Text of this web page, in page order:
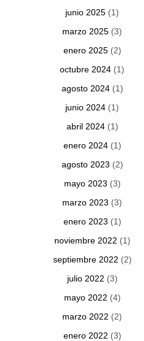
junio 2025 (1)
marzo 2025 (3)
enero 2025(2)
octubre 2024 (1)
agosto 2024(1)
junio 2024 (1)
abril 2024(1)
enero 2024(1)
agosto 2023 (2)
mayo 2023 (3)
marzo 2023 (3)
enero 2023 (1)
noviembre 2022 (1)
septiembre 2022 (2)
julio 2022 (3)
mayo 2022 (4)
marzo 2022 (2)
enero 2022 (3)